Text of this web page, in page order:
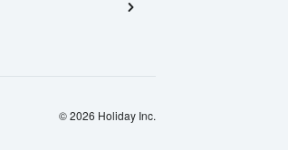
© 2026 Holiday Inc.